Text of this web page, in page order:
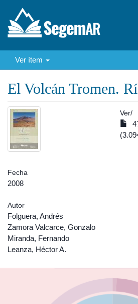
Ver ítem
El Volcán Tromen.
Ver/
Fecha
2008
Autor
Folguera, Andrés
Zamora Valcarce, Gonzalo
Miranda, Fernando
Leanza, Héctor A.